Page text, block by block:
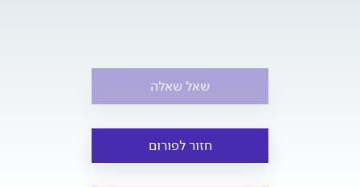
שאל שאלה
חזור לפורום